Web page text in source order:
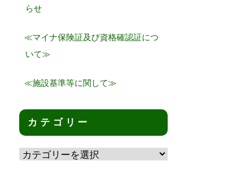
らせ
≪マイナ保険証及び資格確認証につ
いて≫
≪施設基準等に関して≫
カテゴリー
テ